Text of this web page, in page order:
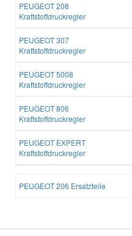
PEUGEOT 208
Kraftstoffdruckregler
PEUGEOT 307
Kraftstoffdruckregler
PEUGEOT 5008
Kraftstoffdruckregler
PEUGEOT 806
Kraftstoffdruckregler
PEUGEOT EXPERT
Kraftstoffdruckregler
PEUGEOT 206 Ersatzteile